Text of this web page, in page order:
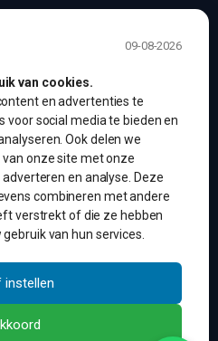
09-08-2026
van cookies.
en advertenties te
voor social media te bieden en
Ook delen we
onze site met onze
en analyse. Deze
combineren met andere
verstrekt of die ze hebben
van hun services.
instellen
per week